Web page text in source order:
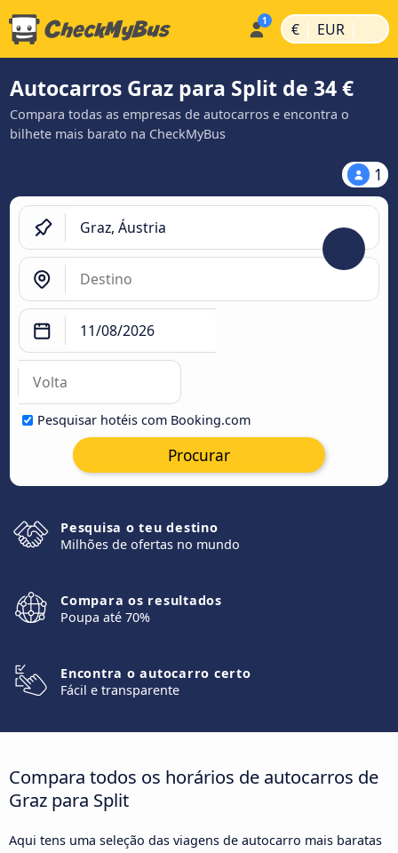
€ | EUR |
Autocarros Graz para Split de 34 €
Compara todas as empresas de autocarros e encontra o
bilhete mais barato na CheckMyBus
1
Pesquisar hotéis com Booking.com
Procurar
Pesquisa o teu destino
Milhões de ofertas no mundo
Compara os resultados
Poupa até 70%
Encontra o autocarro certo
Fácil e transparente
Compara todos os horários de autocarros de
Graz para Split
Aqui tens uma seleção das viagens de autocarro mais baratas